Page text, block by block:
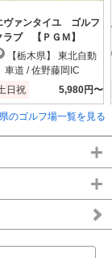
ヴァンタイユ ゴルフ
ラブ 【ＰＧＭ】
車道 / 佐野藤岡IC
日祝
5,980円〜
のゴルフ場一覧を見る